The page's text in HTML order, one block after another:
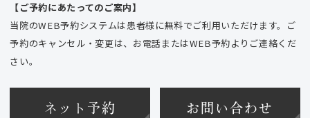
【ご予約にあたってのご案内】
当院のWEB予約システムは患者様に無料でご利用いただけます。ご
予約のキャンセル・変更は、お電話またはWEB予約よりご連絡くだ
さい。
ネット予約 お問い合わせ